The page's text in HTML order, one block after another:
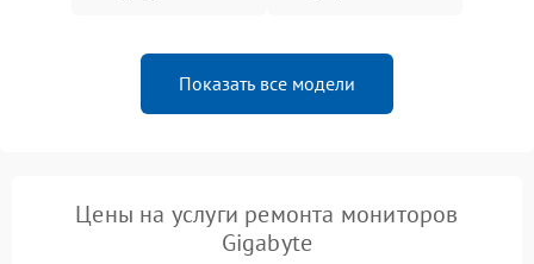
Показать все модели
Цены на услуги ремонта мониторов
Gigabyte